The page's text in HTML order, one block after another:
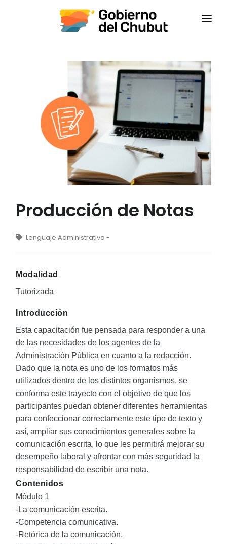
INSTITUCIONAL
CONTACTANOS
CAMPUS VIRTUAL
Producción de Notas
Lenguaje Administrativo -
Modalidad
Tutorizada
Introducción
Esta capacitación fue pensada para responder a una
de las necesidades de los agentes de la
Administración Pública en cuanto a la redacción.
Dado que la nota es uno de los formatos más
utilizados dentro de los distintos organismos, se
conforma este trayecto con el objetivo de que los
participantes puedan obtener diferentes herramientas
para confeccionar correctamente este tipo de texto y
así, ampliar sus conocimientos generales sobre la
comunicación escrita, lo que les permitirá mejorar su
desempeño laboral y afrontar con más seguridad la
responsabilidad de escribir una nota.
Contenidos
Módulo 1
-La comunicación escrita.
-Competencia comunicativa.
-Retórica de la comunicación.